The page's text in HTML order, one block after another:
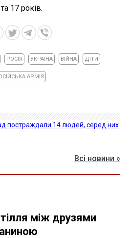
17 років.
РОСІЯ УКРАЇНА ВІЙНА ДІТИ
АРМІЯ
постраждали 14 людей, серед них
Всі новини »
між друзями